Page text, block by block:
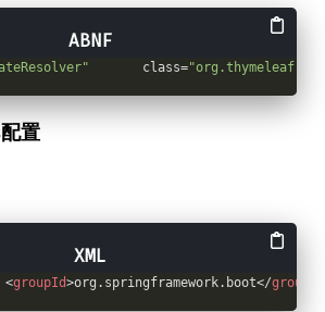
class=
置
<groupId>org.springframework.boot</groupId